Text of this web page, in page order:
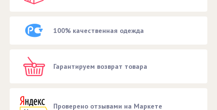
100% качественная одежда
Гарантируем возврат товара
Проверено отзывами на Маркете